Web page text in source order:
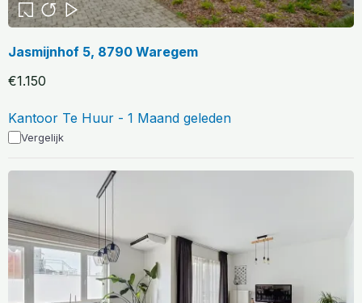
Jasmijnhof 5, 8790 Waregem
€1.150
Kantoor Te Huur - 1 Maand geleden
Vergelijk